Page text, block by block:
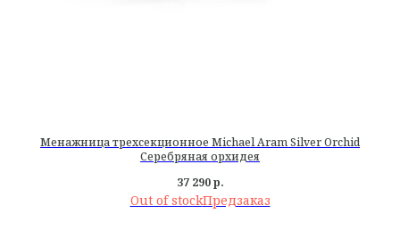
Менажница трехсекционное Michael Aram Silver Orchid
Серебряная орхидея
37 290 р.
Out of stock